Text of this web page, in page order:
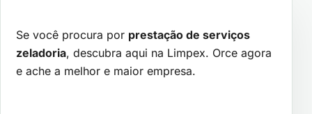
Se você procura por prestação de serviços
zeladoria, descubra aqui na Limpex. Orce agora
e ache a melhor e maior empresa.